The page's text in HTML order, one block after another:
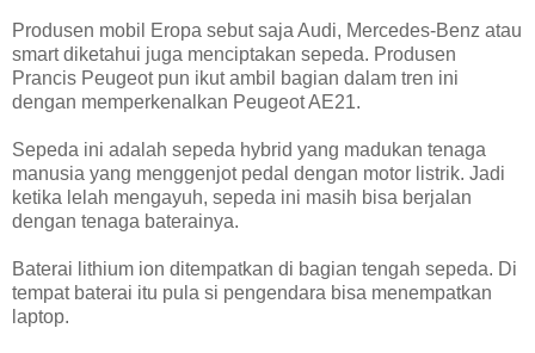
Produsen mobil Eropa sebut saja Audi, Mercedes-Benz atau
smart diketahui juga menciptakan sepeda. Produsen
Prancis Peugeot pun ikut ambil bagian dalam tren ini
dengan memperkenalkan Peugeot AE21.
Sepeda ini adalah sepeda hybrid yang madukan tenaga
manusia yang menggenjot pedal dengan motor listrik. Jadi
ketika lelah mengayuh, sepeda ini masih bisa berjalan
dengan tenaga baterainya.
Baterai lithium ion ditempatkan di bagian tengah sepeda. Di
tempat baterai itu pula si pengendara bisa menempatkan
laptop.